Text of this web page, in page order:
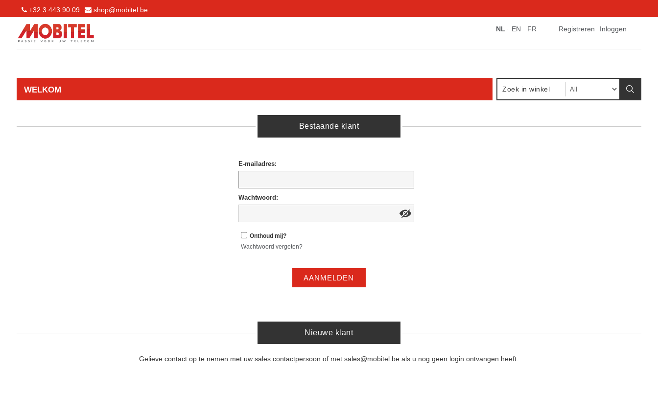
+32 3 443 90 09 shop@mobitel.be
Registreren Inloggen
NL EN FR
WELKOM
Bestaande klant
E-mailadres:
Wachtwoord:
Onthoud mij?
Wachtwoord vergeten?
AANMELDEN
Nieuwe klant
Gelieve contact op te nemen met uw sales contactpersoon of met sales@mobitel.be als u nog geen login ontvangen heeft.